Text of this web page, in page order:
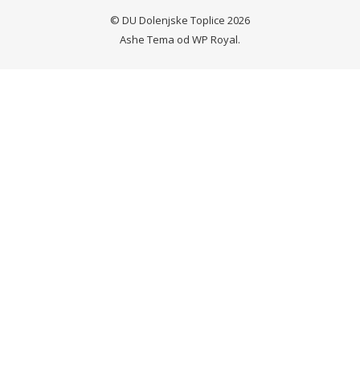
© DU Dolenjske Toplice 2026
Ashe Tema od WP Royal.